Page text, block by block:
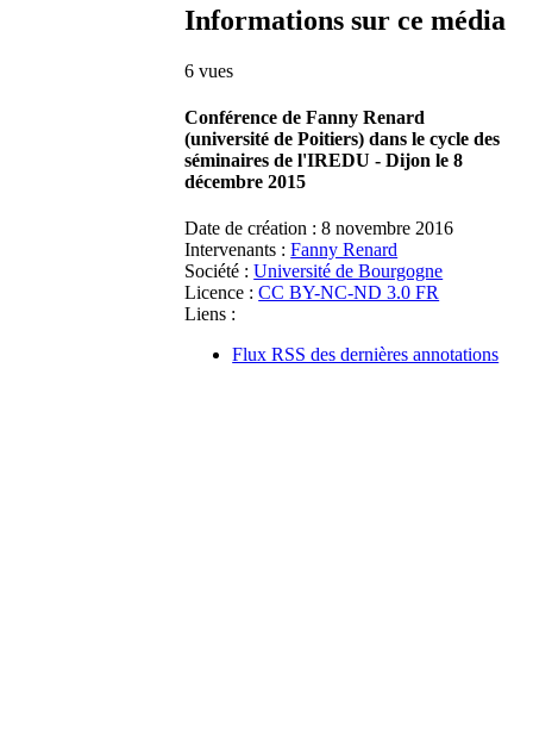
Informations sur ce média
6 vues
Conférence de Fanny Renard
(université de Poitiers) dans le cycle des
séminaires de l'IREDU - Dijon le 8
décembre 2015
Date de création : 8 novembre 2016
Intervenants : Fanny Renard
Société : Université de Bourgogne
Licence : CC BY-NC-ND 3.0 FR
Liens :
Flux RSS des dernières annotations